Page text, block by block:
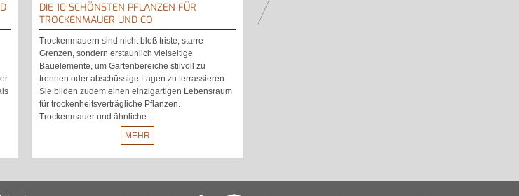
DIE 10 SCHÖNSTEN PFLANZEN FÜR
TROCKENMAUER UND CO.
Trockenmauern sind nicht bloß triste, starre
Grenzen, sondern erstaunlich vielseitige
Bauelemente, um Gartenbereiche stilvoll zu
trennen oder abschüssige Lagen zu terrassieren.
Sie bilden zudem einen einzigartigen Lebensraum
für trockenheitsverträgliche Pflanzen.
Trockenmauer und ähnliche...
MEHR